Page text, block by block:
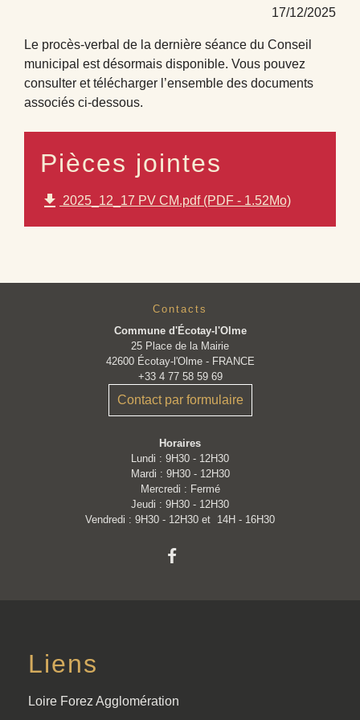
17/12/2025
Le procès-verbal de la dernière séance du Conseil
municipal est désormais disponible. Vous pouvez
consulter et télécharger l’ensemble des documents
associés ci-dessous.
Pièces jointes
file_download 2025_12_17 PV CM.pdf (PDF - 1.52Mo)
Contacts
Commune d'Écotay-l'Olme
25 Place de la Mairie
42600 Écotay-l'Olme - FRANCE
+33 4 77 58 59 69
Contact par formulaire
Horaires
Lundi : 9H30 - 12H30
Mardi : 9H30 - 12H30
Mercredi : Fermé
Jeudi : 9H30 - 12H30
Vendredi : 9H30 - 12H30 et 14H - 16H30
Liens
Loire Forez Agglomération